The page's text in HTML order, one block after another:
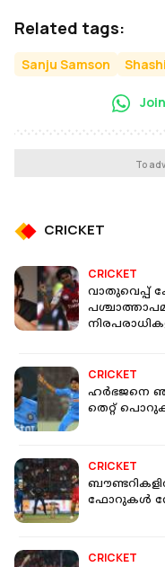
Related tags:
Sanju Samson
To
CRICKET
CRICKET
വാതുവെപ്പ്
CRICKET
ഹര്‍ഭജനെ
തെറ്റ്
CRICKET
ഫോറുകള്‍
CRICKET